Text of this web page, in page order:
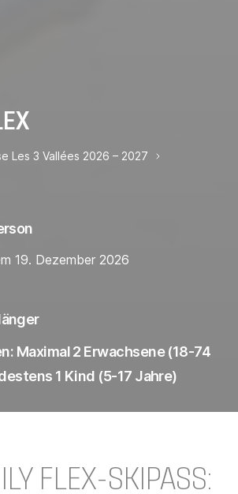
Les 3 Vallées 2026 – 2027
19. Dezember 2026
Maximal 2 Erwachsene (18-74
1 Kind (5-17 Jahre)
FLEX-SKIPASS: